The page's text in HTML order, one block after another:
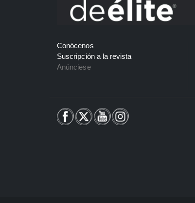
Conócenos
Suscripción a la revista
Anúnciese